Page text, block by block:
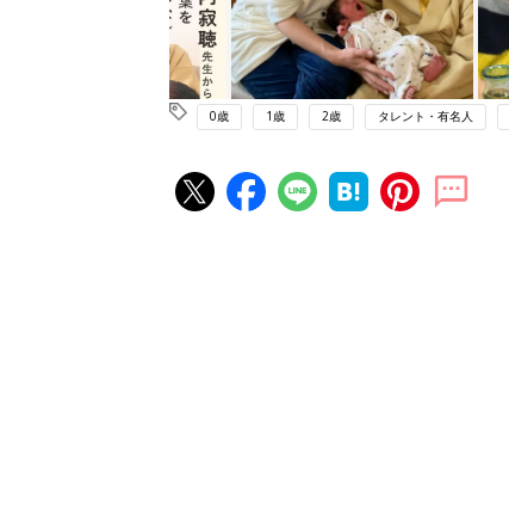
0歳 1歳 2歳 タレント・有名人